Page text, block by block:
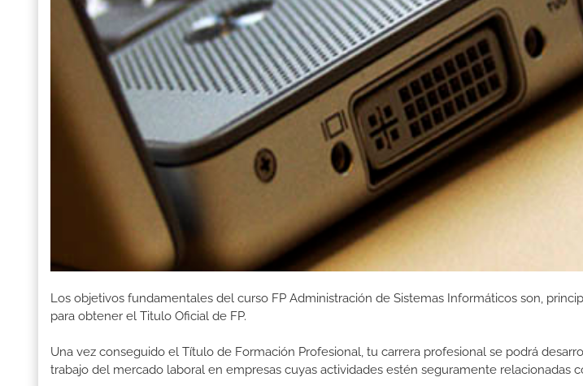
Los objetivos fundamentales del curso FP Administración de Sistemas Informáticos son,
para obtener el Titulo Oficial de FP.
Una vez conseguido el Título de Formación Profesional, tu carrera profesional se podrá
trabajo del mercado laboral en empresas cuyas actividades estén seguramente relacionadas